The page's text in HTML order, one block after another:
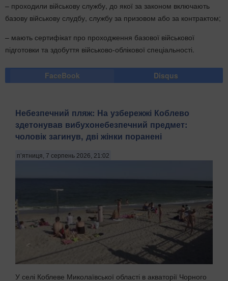
– проходили військову службу, до якої за законом включають
базову військову слудбу, службу за призовом або за контрактом;
– мають сертифікат про проходження базової військової
підготовки та здобуття військово-облікової спеціальності.
FaceBook Disqus
Небезпечний пляж: На узбережжі Коблево
здетонував вибухонебезпечний предмет:
чоловік загинув, дві жінки поранені
п’ятниця, 7 серпень 2026, 21:02
У селі Коблеве Миколаївської області в акваторії Чорного